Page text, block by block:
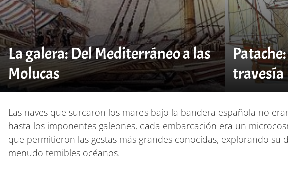
La galera: Del Mediterráneo a las
Molucas
travesía
Las naves que surcaron los mares bajo la bandera española no
hasta los imponentes galeones, cada embarcación era un
que permitieron las gestas más grandes conocidas, explorando
menudo temibles océanos.